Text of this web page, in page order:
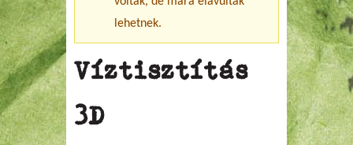
lehetnek.
Víztisztítás
3D